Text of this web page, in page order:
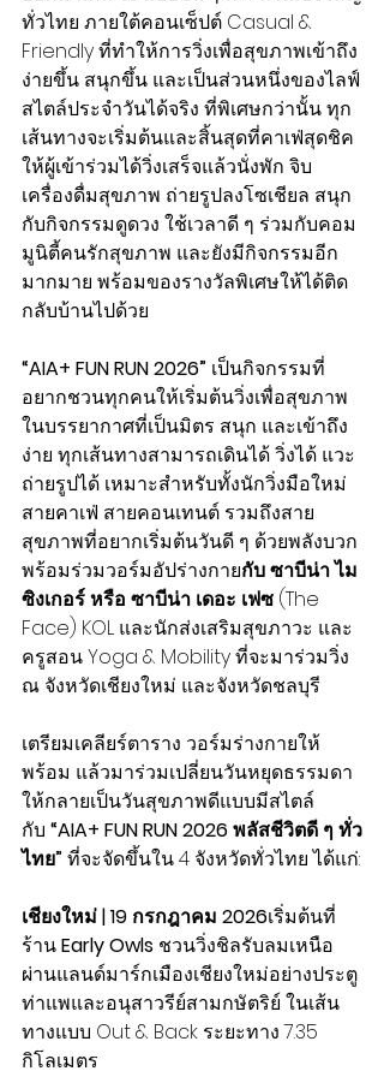
ทั่วไทย ภายใต้คอนเซ็ปต์ Casual &
Friendly ที่ทำให้การวิ่งเพื่อสุขภาพเข้าถึง
ง่ายขึ้น สนุกขึ้น และเป็นส่วนหนึ่งของไลฟ์
สไตล์ประจำวันได้จริง ที่พิเศษกว่านั้น ทุก
เส้นทางจะเริ่มต้นและสิ้นสุดที่คาเฟ่สุดชิค
ให้ผู้เข้าร่วมได้วิ่งเสร็จแล้วนั่งพัก จิบ
เครื่องดื่มสุขภาพ ถ่ายรูปลงโซเชียล สนุก
กับกิจกรรมดูดวง ใช้เวลาดี ๆ ร่วมกับคอม
มูนิตี้คนรักสุขภาพ และยังมีกิจกรรมอีก
มากมาย พร้อมของรางวัลพิเศษให้ได้ติด
กลับบ้านไปด้วย
“AIA+ FUN RUN 2026” เป็นกิจกรรมที่
อยากชวนทุกคนให้เริ่มต้นวิ่งเพื่อสุขภาพ
ในบรรยากาศที่เป็นมิตร สนุก และเข้าถึง
ง่าย ทุกเส้นทางสามารถเดินได้ วิ่งได้ แวะ
ถ่ายรูปได้ เหมาะสำหรับทั้งนักวิ่งมือใหม่
สายคาเฟ่ สายคอนเทนต์ รวมถึงสาย
สุขภาพที่อยากเริ่มต้นวันดี ๆ ด้วยพลังบวก
พร้อมร่วมวอร์มอัปร่างกายกับ ซาบีน่า ไม
ซิงเกอร์ หรือ ซาบีน่า เดอะ เฟซ (The
Face) KOL และนักส่งเสริมสุขภาวะ และ
ครูสอน Yoga & Mobility ที่จะมาร่วมวิ่ง
ณ จังหวัดเชียงใหม่ และจังหวัดชลบุรี
เตรียมเคลียร์ตาราง วอร์มร่างกายให้
พร้อม แล้วมาร่วมเปลี่ยนวันหยุดธรรมดา
ให้กลายเป็นวันสุขภาพดีแบบมีสไตล์
กับ “AIA+ FUN RUN 2026 พลัสชีวิตดี ๆ ทั่ว
ไทย” ที่จะจัดขึ้นใน 4 จังหวัดทั่วไทย ได้แก่:
เชียงใหม่ | 19 กรกฎาคม 2026เริ่มต้นที่
ร้าน Early Owls ชวนวิ่งชิลรับลมเหนือ
ผ่านแลนด์มาร์กเมืองเชียงใหม่อย่างประตู
ท่าแพและอนุสาวรีย์สามกษัตริย์ ในเส้น
ทางแบบ Out & Back ระยะทาง 7.35
กิโลเมตร